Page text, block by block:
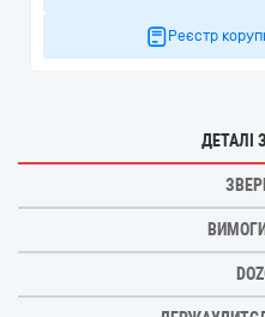
Реєстр
ДЕТАЛІ